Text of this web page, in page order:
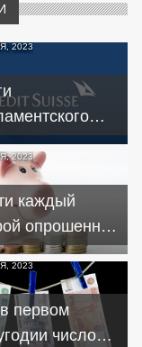
2023
Credit Suisse
на 50
2023
каждый
опрошенный
в
копить
2023
первом
число